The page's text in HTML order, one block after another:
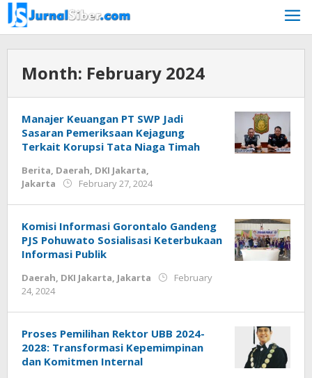
Skip
to
content
Month: February 2024
Manajer Keuangan PT SWP Jadi
Sasaran Pemeriksaan Kejagung
Terkait Korupsi Tata Niaga Timah
Berita, Daerah, DKI Jakarta,
Jakarta
February 27, 2024
Komisi Informasi Gorontalo Gandeng
PJS Pohuwato Sosialisasi Keterbukaan
Informasi Publik
Daerah, DKI Jakarta, Jakarta
February
24, 2024
Proses Pemilihan Rektor UBB 2024-
2028: Transformasi Kepemimpinan
dan Komitmen Internal